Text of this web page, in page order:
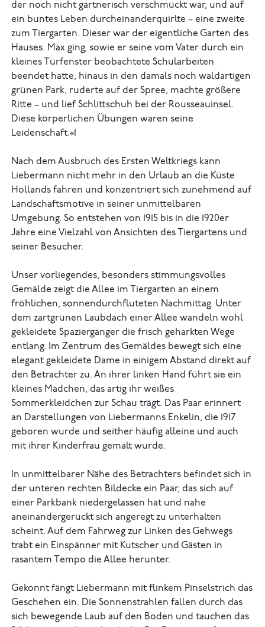
der noch nicht gärtnerisch verschmückt war, und auf
ein buntes Leben durcheinanderquirlte – eine zweite
zum Tiergarten. Dieser war der eigentliche Garten des
Hauses. Max ging, sowie er seine vom Vater durch ein
kleines Türfenster beobachtete Schularbeiten
beendet hatte, hinaus in den damals noch waldartigen
grünen Park, ruderte auf der Spree, machte größere
Ritte – und lief Schlittschuh bei der Rousseauinsel.
Diese körperlichen Übungen waren seine
Leidenschaft.«1
Nach dem Ausbruch des Ersten Weltkriegs kann
Liebermann nicht mehr in den Urlaub an die Küste
Hollands fahren und konzentriert sich zunehmend auf
Landschaftsmotive in seiner unmittelbaren
Umgebung. So entstehen von 1915 bis in die 1920er
Jahre eine Vielzahl von Ansichten des Tiergartens und
seiner Besucher.
Unser vorliegendes, besonders stimmungsvolles
Gemälde zeigt die Allee im Tiergarten an einem
fröhlichen, sonnendurchfluteten Nachmittag. Unter
dem zartgrünen Laubdach einer Allee wandeln wohl
gekleidete Spaziergänger die frisch geharkten Wege
entlang. Im Zentrum des Gemäldes bewegt sich eine
elegant gekleidete Dame in einigem Abstand direkt auf
den Betrachter zu. An ihrer linken Hand führt sie ein
kleines Mädchen, das artig ihr weißes
Sommerkleidchen zur Schau trägt. Das Paar erinnert
an Darstellungen von Liebermanns Enkelin, die 1917
geboren wurde und seither häufig alleine und auch
mit ihrer Kinderfrau gemalt wurde.
In unmittelbarer Nähe des Betrachters befindet sich in
der unteren rechten Bildecke ein Paar, das sich auf
einer Parkbank niedergelassen hat und nahe
aneinandergerückt sich angeregt zu unterhalten
scheint. Auf dem Fahrweg zur Linken des Gehwegs
trabt ein Einspänner mit Kutscher und Gästen in
rasantem Tempo die Allee herunter.
Gekonnt fängt Liebermann mit flinkem Pinselstrich das
Geschehen ein. Die Sonnenstrahlen fallen durch das
sich bewegende Laub auf den Boden und tauchen das